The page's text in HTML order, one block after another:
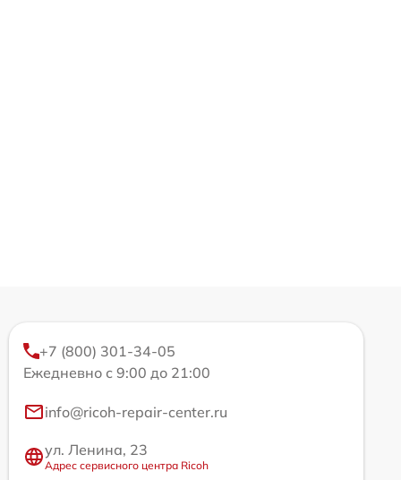
+7 (800) 301-34-05
Ежедневно с 9:00 до 21:00
info@ricoh-repair-center.ru
ул. Ленина, 23
Адрес сервисного центра Ricoh